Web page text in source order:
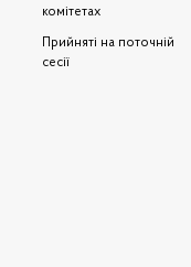
комітетах
Прийняті на поточній
сесії